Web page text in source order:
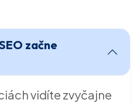
začne
vidíte zvyčajne